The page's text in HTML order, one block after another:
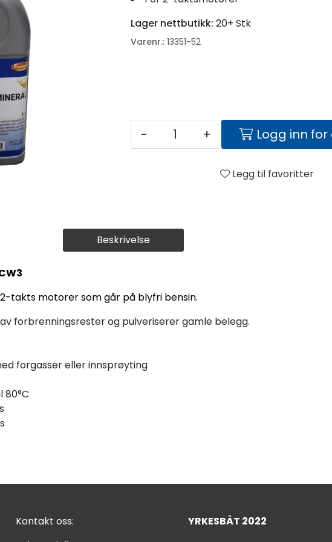
Beskrivelse
takts motorer som går på blyfri bensin.
forbrenningsrester og pulveriserer gamle belegg.
forgasser eller innsprøyting
80°C
Lager nettbutikk: 20+ Stk
Varenr.: 13351-52
- + Logg inn
Legg til favoritter
Kontakt oss:
YRKESBÅT 2022